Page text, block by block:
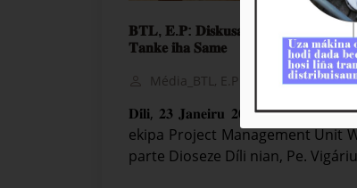
𝐁𝐓𝐋, 𝐄.𝐏: 𝐃𝐢𝐬𝐤𝐮𝐬𝐚𝐮𝐧 𝐛𝐚 𝐍𝐞𝐠𝐨𝐬𝐢𝐚𝐬𝐚𝐮𝐧
𝐓𝐚𝐧𝐤𝐞 𝐢𝐡𝐚 𝐒𝐚𝐦𝐞
Média_BTL, E.P 23-Janeiru-
𝐃𝐢́𝐥𝐢, 𝟐𝟑 𝐉𝐚𝐧𝐞𝐢𝐫𝐮 𝟐𝟎𝟐𝟔. Jestór
ekipa Project Management Unit
parte Dioseze Díli nian, Pe.